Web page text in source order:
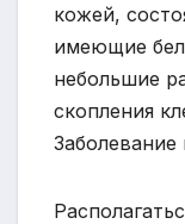
кожей,
имеющие
небольшие
скопления